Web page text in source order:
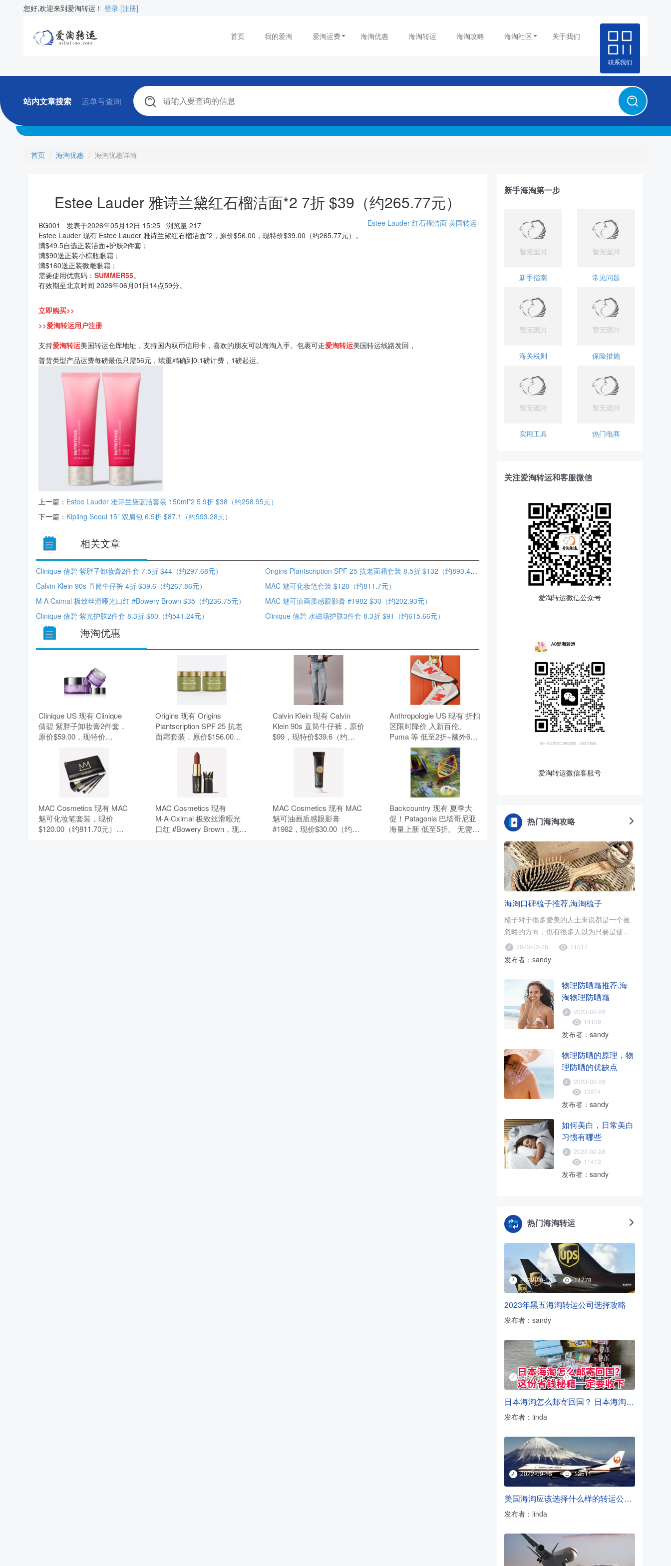
您好,欢迎来到爱淘转运！ 登录 [注册]
首页 我的爱淘 爱淘运费 海淘优惠 海淘转运 海淘攻略 海淘社区 关于我们
联系我们
站内文章搜索 运单号查询
首页 海淘优惠 海淘优惠详情
Estee Lauder 雅诗兰黛红石榴洁面*2 7折 $39（约265.77元）
BG001 发表于2026年05月12日 15:25 浏览量 217 Estee Lauder 红石榴洁面 美国转运
Estee Lauder 现有 Estee Lauder 雅诗兰黛红石榴洁面*2，原价$56.00，现特价$39.00（约265.77元）。
满$49.5自选正装洁面+护肤2件套；
满$90送正装小棕瓶眼霜；
满$160送正装微雕眼霜；
需要使用优惠码： SUMMER55。
有效期至北京时间 2026年06月01日14点59分。
立即购买>>
>>爱淘转运用户注册
支持爱淘转运美国转运仓库地址，支持国内双币信用卡，喜欢的朋友可以海淘入手。包裹可走爱淘转运美国转运线路发回，
普货类型产品运费每磅最低只需56元，续重精确到0.1磅计费，1磅起运。
上一篇： Estee Lauder 雅诗兰黛蓝洁套装 150ml*2 5.9折 $38（约258.95元）
下一篇： Kipling Seoul 15" 双肩包 6.5折 $87.1（约593.28元）
相关文章
Clinique 倩碧 紫胖子卸妆膏2件套 7.5折 $44（约297.68元）
Origins Plantscription SPF 25 抗老面霜套装 8.5折 $132（约893.42元）
Calvin Klein 90s 直筒牛仔裤 4折 $39.6（约267.86元）
MAC 魅可化妆笔套装 $120（约811.7元）
M·A·Cximal 极致丝滑哑光口红 #Bowery Brown $35（约236.75元）
MAC 魅可油画质感眼影膏 #1982 $30（约202.93元）
Clinique 倩碧 紫光护肤2件套 8.3折 $80（约541.24元）
Clinique 倩碧 水磁场护肤3件套 8.3折 $91（约615.66元）
海淘优惠
Clinique US 现有 Clinique
倩碧 紫胖子卸妆膏2件套，
原价$59.00，现特价
需使用优惠码。
Origins 现有 Origins
Plantscription SPF 25 抗老
面霜套装，原价$156.00，
元）。 无需使用优惠码。
Calvin Klein 现有 Calvin
Klein 90s 直筒牛仔裤，原价
$99，现特价$39.6（约
Anthropologie US 现有 折扣
区限时降价 入新百伦、
Puma 等 低至2折+额外6
折。 无需使用优惠码。
MAC Cosmetics 现有 MAC
魅可化妆笔套装，现价
$120.00（约811.70元）。
MAC Cosmetics 现有
M·A·Cximal 极致丝滑哑光
口红 #Bowery Brown，现价
MAC Cosmetics 现有 MAC
魅可油画质感眼影膏
#1982，现价$30.00（约
Backcountry 现有 夏季大
促！Patagonia 巴塔哥尼亚
海量上新 低至5折。 无需使
新手海淘第一步
新手指南 常见问题
海关税则 保险措施
实用工具 热门电商
关注爱淘转运和客服微信
爱淘转运微信公众号
爱淘转运微信客服号
热门海淘攻略
海淘口碑梳子推荐,海淘梳子
梳子对于很多爱美的人士来说都是一个被
忽略的方向，也有很多人以为只要是使用
木梳就可以了，只要促进血液循环..
2023-02-28 11017
发布者：sandy
物理防晒霜推荐,海
淘物理防晒霜
2023-02-28
14109
发布者：sandy
物理防晒的原理，物
理防晒的优缺点
2023-02-28
12274
发布者：sandy
如何美白，日常美白
习惯有哪些
2023-02-28
11413
发布者：sandy
热门海淘转运
2022-10-13 14778
2023年黑五海淘转运公司选择攻略
发布者：sandy
2022-09-14 16677
日本海淘怎么邮寄回国？ 日本海淘转运方法
发布者：linda
2022-09-13 13511
美国海淘应该选择什么样的转运公司？
发布者：linda